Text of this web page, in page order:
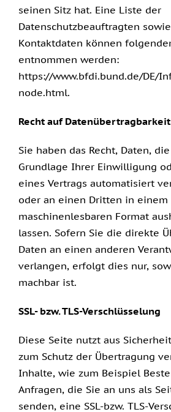
seinen Sitz hat. Eine Liste der
Datenschutzbeauftragten
Kontaktdaten können
entnommen werden:
https://www.bfdi.bund.de/DE/
node.html.
Recht auf Datenübertragbarkeit
Sie haben das Recht, Daten,
Grundlage Ihrer Einwilligung
eines Vertrags automatisiert
oder an einen Dritten in einem
maschinenlesbaren Format
lassen. Sofern Sie die direkte
Daten an einen anderen
verlangen, erfolgt dies nur,
machbar ist.
SSL- bzw. TLS-Verschlüsselung
Diese Seite nutzt aus
zum Schutz der Übertragung
Inhalte, wie zum Beispiel
Anfragen, die Sie an uns als
senden, eine SSL-bzw. TLS-